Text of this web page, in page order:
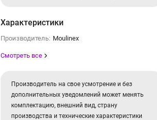
Характеристики
Производитель: Moulinex
Смотреть все
Производитель на свое усмотрение и без
дополнительных уведомлений может менять
комплектацию, внешний вид, страну
производства и технические характеристики